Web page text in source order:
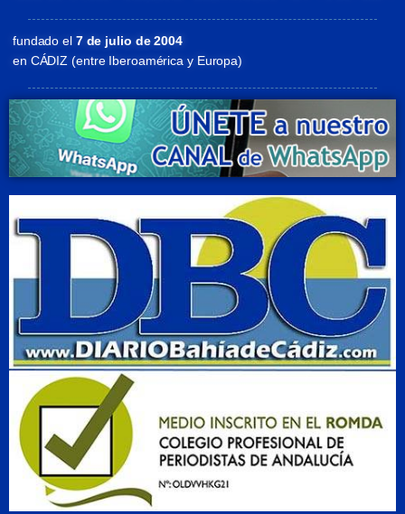
fundado el7 de julio de 2004
en CÁDIZ (entre Iberoamérica y Europa)